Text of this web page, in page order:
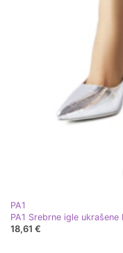
PA1
PA1 Srebrne igle
18,61 €